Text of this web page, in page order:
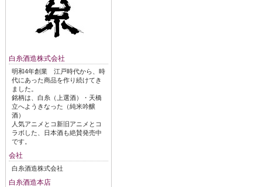
白糸酒造株式会社
明和4年創業 江戸時代から、時
代にあった商品を作り続けてき
ました。
銘柄は、白糸（上選酒）・天橋
立へようきなった（純米吟醸
酒）
人気アニメとコ新旧アニメとコ
ラボした、日本酒も絶賛発売中
です。
会社
白糸酒造株式会社
白糸酒造本店